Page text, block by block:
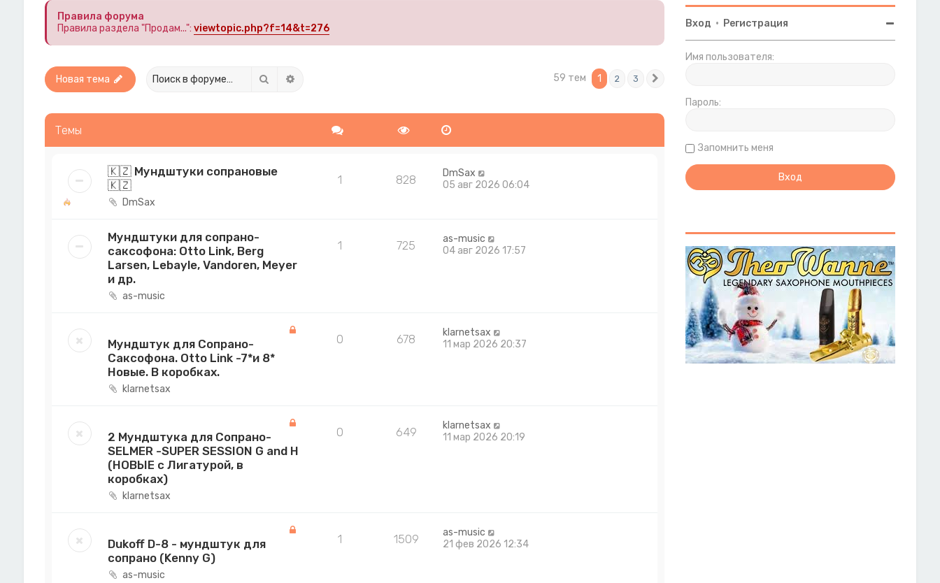
Правила форума
Правила раздела "Продам...": viewtopic.php?f=14&t=276
Новая тема Поиск 59 тем 1 2 3
Темы
🇰🇿 Мундштуки сопрановые
🇰🇿
DmSax
1 828
DmSax
05 авг 2026 06:04
Мундштуки для сопрано-
саксофона: Otto Link, Berg
Larsen, Lebayle, Vandoren, Meyer
и др.
as-music
1 725
as-music
04 авг 2026 17:57
Мундштук для Сопрано-
Саксофона. Оtto Link -7*и 8*
Новые. В коробках.
klarnetsax
0 678
klarnetsax
11 мар 2026 20:37
2 Мундштука для Сопрано-
SELMER -SUPER SESSION G and H
(НОВЫЕ с Лигатурой, в
коробках)
klarnetsax
0 649
klarnetsax
11 мар 2026 20:19
Dukoff D-8 - мундштук для
сопрано (Kenny G)
as-music
1 1509
as-music
21 фев 2026 12:34
Вход • Регистрация
Имя пользователя:
Пароль:
Запомнить меня